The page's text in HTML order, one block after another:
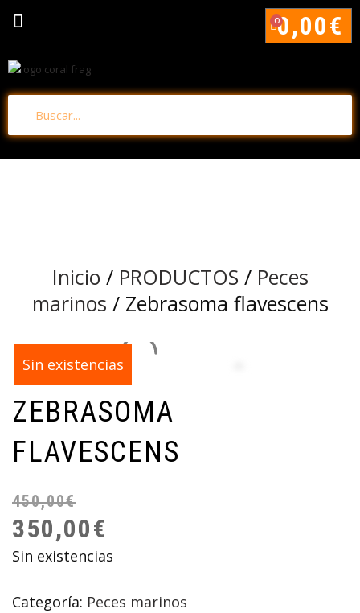
0,00€
0
Inicio / PRODUCTOS / Peces
marinos / Zebrasoma flavescens
¡Oferta!
Sin existencias
ZEBRASOMA
FLAVESCENS
450,00€
350,00€
Sin existencias
Categoría: Peces marinos